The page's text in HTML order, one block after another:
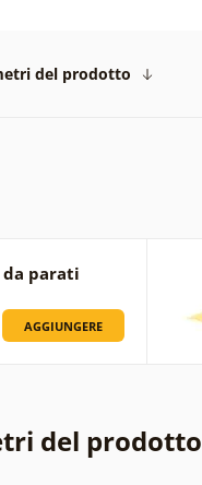
del prodotto
parati
AGGIUNGERE
del prodotto